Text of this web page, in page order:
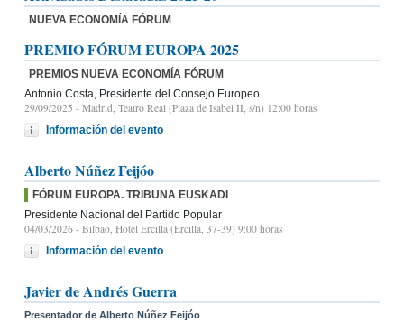
NUEVA ECONOMÍA FÓRUM
PREMIO FÓRUM EUROPA 2025
PREMIOS NUEVA ECONOMÍA FÓRUM
Antonio Costa, Presidente del Consejo Europeo
29/09/2025 - Madrid, Teatro Real (Plaza de Isabel II, s/n) 12:00 horas
Información del evento
Alberto Núñez Feijóo
FÓRUM EUROPA. TRIBUNA EUSKADI
Presidente Nacional del Partido Popular
04/03/2026 - Bilbao, Hotel Ercilla (Ercilla, 37-39) 9:00 horas
Información del evento
Javier de Andrés Guerra
Presentador de Alberto Núñez Feijóo